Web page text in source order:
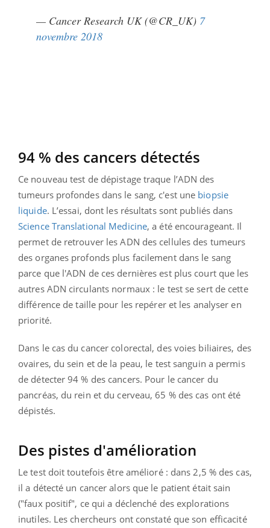
— Cancer Research UK (@CR_UK) 7
novembre 2018
94 % des cancers détectés
Ce nouveau test de dépistage traque l’ADN des
tumeurs profondes dans le sang, c'est une biopsie
liquide. L’essai, dont les résultats sont publiés dans
Science Translational Medicine, a été encourageant. Il
permet de retrouver les ADN des cellules des tumeurs
des organes profonds plus facilement dans le sang
parce que l'ADN de ces dernières est plus court que les
autres ADN circulants normaux : le test se sert de cette
différence de taille pour les repérer et les analyser en
priorité.
Dans le cas du cancer colorectal, des voies biliaires, des
ovaires, du sein et de la peau, le test sanguin a permis
de détecter 94 % des cancers. Pour le cancer du
pancréas, du rein et du cerveau, 65 % des cas ont été
dépistés.
Des pistes d'amélioration
Le test doit toutefois être amélioré : dans 2,5 % des cas,
il a détecté un cancer alors que le patient était sain
("faux positif", ce qui a déclenché des explorations
inutiles. Les chercheurs ont constaté que son efficacité